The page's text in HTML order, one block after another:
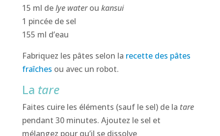
15 ml delye waterou kansui
1 pincée de sel
155 ml d’eau
Fabriquez les pâtes selon la recette des pâtes
fraîches ou avec un robot.
La tare
Faites cuire les éléments (sauf le sel) de la tare
pendant 30 minutes. Ajoutez le sel et
mélangez pour qu’il se dissolve